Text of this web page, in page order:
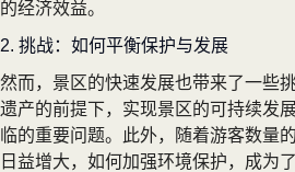
的经济效益。
2. 挑战：如何平衡保护与发展
然而，景区的快速发展也带来了一些
遗产的前提下，实现景区的可持续发
临的重要问题。此外，随着游客数量
日益增大，如何加强环境保护，成为